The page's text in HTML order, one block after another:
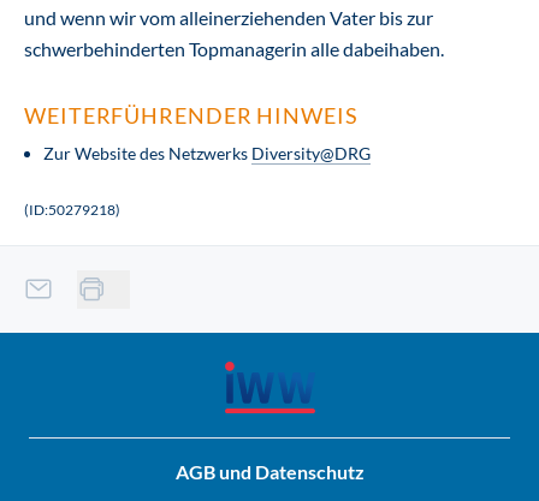
und wenn wir vom alleinerziehenden Vater bis zur
schwerbehinderten Topmanagerin alle dabeihaben.
WEITERFÜHRENDER HINWEIS
Zur Website des Netzwerks Diversity@DRG
(ID:50279218)
AGB und Datenschutz